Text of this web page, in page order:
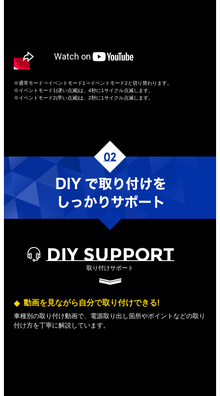
※通常モード⇒イベントモード1⇒イベントモード2と切り替わります。
※イベントモード1(遅い点滅)は、4秒に1サイクル点滅します。
※イベントモード2(早い点滅)は、2秒に1サイクル点滅します。
DIY SUPPORT
取り付けサポート
動画を見ながら自分で取り付けできる!
車種別の取り付け動画で、電源取り出し箇所やポイントなどの取り
付け方を丁寧に解説しています。